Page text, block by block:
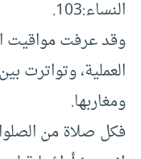
النساء:103.
وقد عرفت مواقيت
العملية، وتواترت
ومغاربها.
فكل صلاة من